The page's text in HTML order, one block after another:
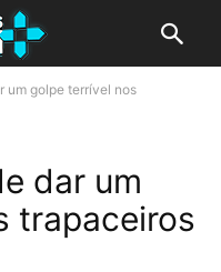
um golpe terrível nos
dar um
trapaceiros